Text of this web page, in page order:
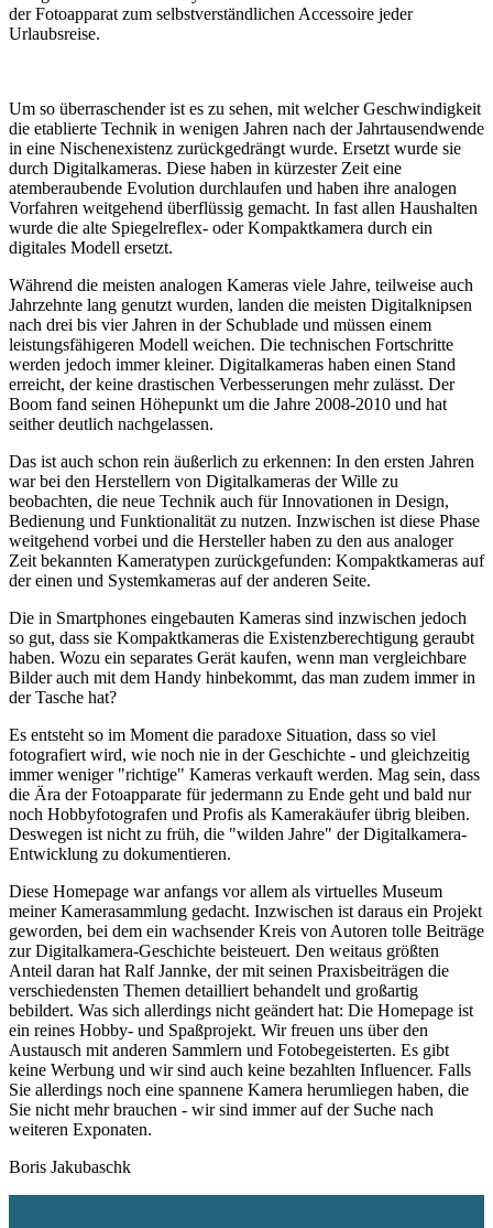
der Fotoapparat zum selbstverständlichen Accessoire jeder
Urlaubsreise.
Um so überraschender ist es zu sehen, mit welcher Geschwindigkeit
die etablierte Technik in wenigen Jahren nach der Jahrtausendwende
in eine Nischenexistenz zurückgedrängt wurde. Ersetzt wurde sie
durch Digitalkameras. Diese haben in kürzester Zeit eine
atemberaubende Evolution durchlaufen und haben ihre analogen
Vorfahren weitgehend überflüssig gemacht. In fast allen Haushalten
wurde die alte Spiegelreflex- oder Kompaktkamera durch ein
digitales Modell ersetzt.
Während die meisten analogen Kameras viele Jahre, teilweise auch
Jahrzehnte lang genutzt wurden, landen die meisten Digitalknipsen
nach drei bis vier Jahren in der Schublade und müssen einem
leistungsfähigeren Modell weichen. Die technischen Fortschritte
werden jedoch immer kleiner. Digitalkameras haben einen Stand
erreicht, der keine drastischen Verbesserungen mehr zulässt. Der
Boom fand seinen Höhepunkt um die Jahre 2008-2010 und hat
seither deutlich nachgelassen.
Das ist auch schon rein äußerlich zu erkennen: In den ersten Jahren
war bei den Herstellern von Digitalkameras der Wille zu
beobachten, die neue Technik auch für Innovationen in Design,
Bedienung und Funktionalität zu nutzen. Inzwischen ist diese Phase
weitgehend vorbei und die Hersteller haben zu den aus analoger
Zeit bekannten Kameratypen zurückgefunden: Kompaktkameras auf
der einen und Systemkameras auf der anderen Seite.
Die in Smartphones eingebauten Kameras sind inzwischen jedoch
so gut, dass sie Kompaktkameras die Existenzberechtigung geraubt
haben. Wozu ein separates Gerät kaufen, wenn man vergleichbare
Bilder auch mit dem Handy hinbekommt, das man zudem immer in
der Tasche hat?
Es entsteht so im Moment die paradoxe Situation, dass so viel
fotografiert wird, wie noch nie in der Geschichte - und gleichzeitig
immer weniger "richtige" Kameras verkauft werden. Mag sein, dass
die Ära der Fotoapparate für jedermann zu Ende geht und bald nur
noch Hobbyfotografen und Profis als Kamerakäufer übrig bleiben.
Deswegen ist nicht zu früh, die "wilden Jahre" der Digitalkamera-
Entwicklung zu dokumentieren.
Diese Homepage war anfangs vor allem als virtuelles Museum
meiner Kamerasammlung gedacht. Inzwischen ist daraus ein Projekt
geworden, bei dem ein wachsender Kreis von Autoren tolle Beiträge
zur Digitalkamera-Geschichte beisteuert. Den weitaus größten
Anteil daran hat Ralf Jannke, der mit seinen Praxisbeiträgen die
verschiedensten Themen detailliert behandelt und großartig
bebildert. Was sich allerdings nicht geändert hat: Die Homepage ist
ein reines Hobby- und Spaßprojekt. Wir freuen uns über den
Austausch mit anderen Sammlern und Fotobegeisterten. Es gibt
keine Werbung und wir sind auch keine bezahlten Influencer. Falls
Sie allerdings noch eine spannene Kamera herumliegen haben, die
Sie nicht mehr brauchen - wir sind immer auf der Suche nach
weiteren Exponaten.
Boris Jakubaschk